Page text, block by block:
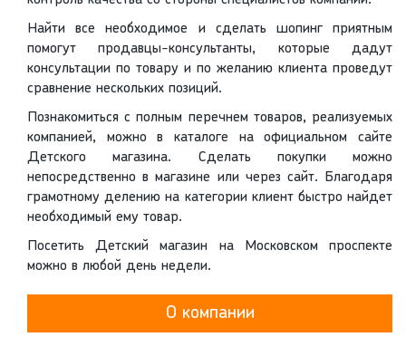
Найти все необходимое и сделать шопинг приятным
помогут продавцы-консультанты, которые дадут
консультации по товару и по желанию клиента проведут
сравнение нескольких позиций.
Познакомиться с полным перечнем товаров, реализуемых
компанией, можно в каталоге на официальном сайте
Детского магазина. Сделать покупки можно
непосредственно в магазине или через сайт. Благодаря
грамотному делению на категории клиент быстро найдет
необходимый ему товар.
Посетить Детский магазин на Московском проспекте
можно в любой день недели.
О компании